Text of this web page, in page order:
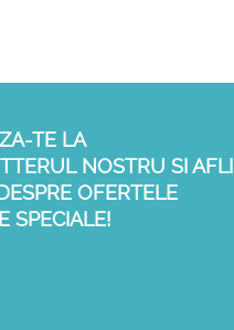
TE LA
NOSTRU SI AFLI
OFERTELE
SPECIALE!